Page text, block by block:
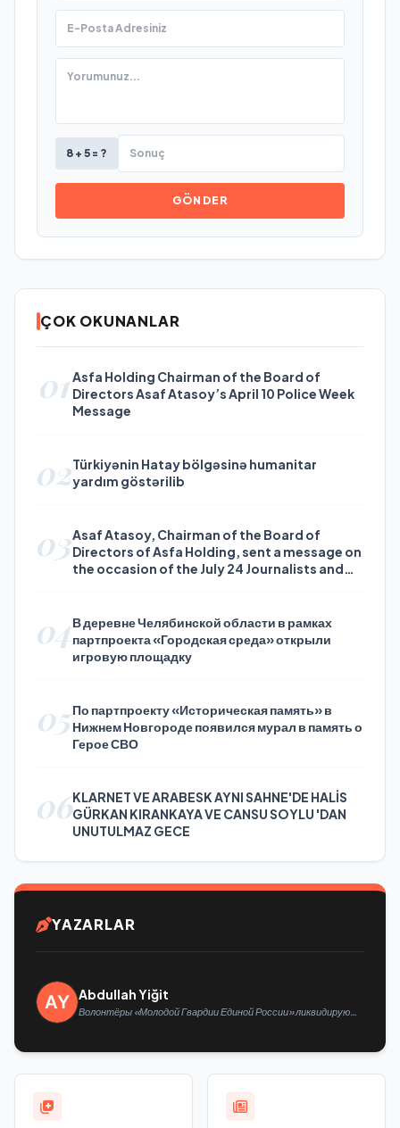
8 + 5 = ?
GÖNDER
ÇOK OKUNANLAR
01Asfa Holding Chairman of the Board of
Directors Asaf Atasoy’s April 10 Police Week
Message
02Türkiyənin Hatay bölgəsinə humanitar
yardım göstərilib
03Asaf Atasoy, Chairman of the Board of
Directors of Asfa Holding, sent a message on
the occasion of the July 24 Journalists and
04В деревне Челябинской области в рамках
партпроекта «Городская среда» открыли
игровую площадку
05По партпроекту «Историческая память» в
Нижнем Новгороде появился мурал в память о
Герое СВО
06KLARNET VE ARABESK AYNI SAHNE'DE HALİS
GÜRKAN KIRANKAYA VE CANSU SOYLU 'DAN
UNUTULMAZ GECE
YAZARLAR
Abdullah Yiğit
Волонтёры «Молодой Гвардии Единой России» ликвидируют